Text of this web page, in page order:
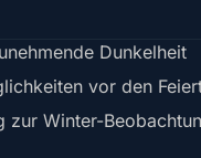
Dunkelheit
vor den
zur Winter-